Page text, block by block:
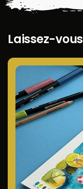
Laissez-vous